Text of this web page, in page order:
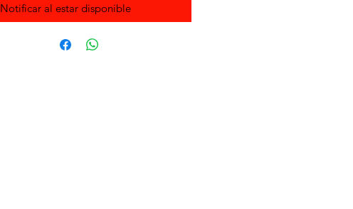
Notificar al estar disponible